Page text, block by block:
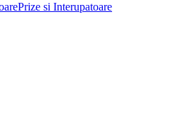
Prize si Interupatoare